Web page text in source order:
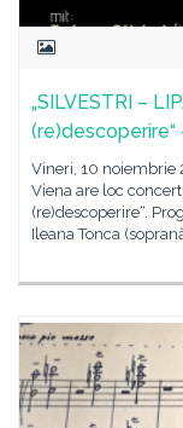
„SILVESTRI –
(re)descoperire“
Vineri, 10 noiembrie
Viena are loc
(re)descoperire“.
Ileana Tonca